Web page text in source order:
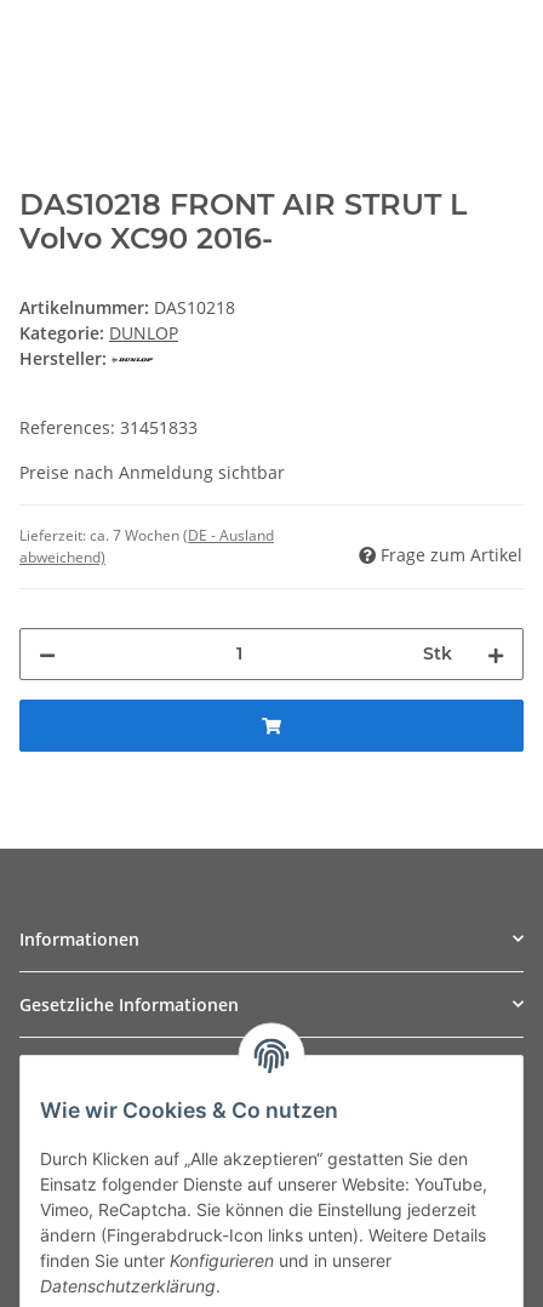
DAS10218 FRONT AIR STRUT L
Volvo XC90 2016-
Artikelnummer: DAS10218
Kategorie: DUNLOP
Hersteller:
References: 31451833
Preise nach Anmeldung sichtbar
Lieferzeit:ca. 7 Wochen(DE - Ausland
abweichend)
Frage zum Artikel
Stk
Informationen
Gesetzliche Informationen
Leibnizstraße 2a
Germany
Phone:+49 40 5287270
Fax:+49 40 5281050
Email:sales@tow-automotive.de
Wie wir Cookies & Co nutzen
Durch Klicken auf „Alle akzeptieren“ gestatten Sie den
Einsatz folgender Dienste auf unserer Website: YouTube,
Vimeo, ReCaptcha. Sie können die Einstellung jederzeit
ändern (Fingerabdruck-Icon links unten). Weitere Details
finden Sie unter Konfigurieren und in unserer
Datenschutzerklärung.